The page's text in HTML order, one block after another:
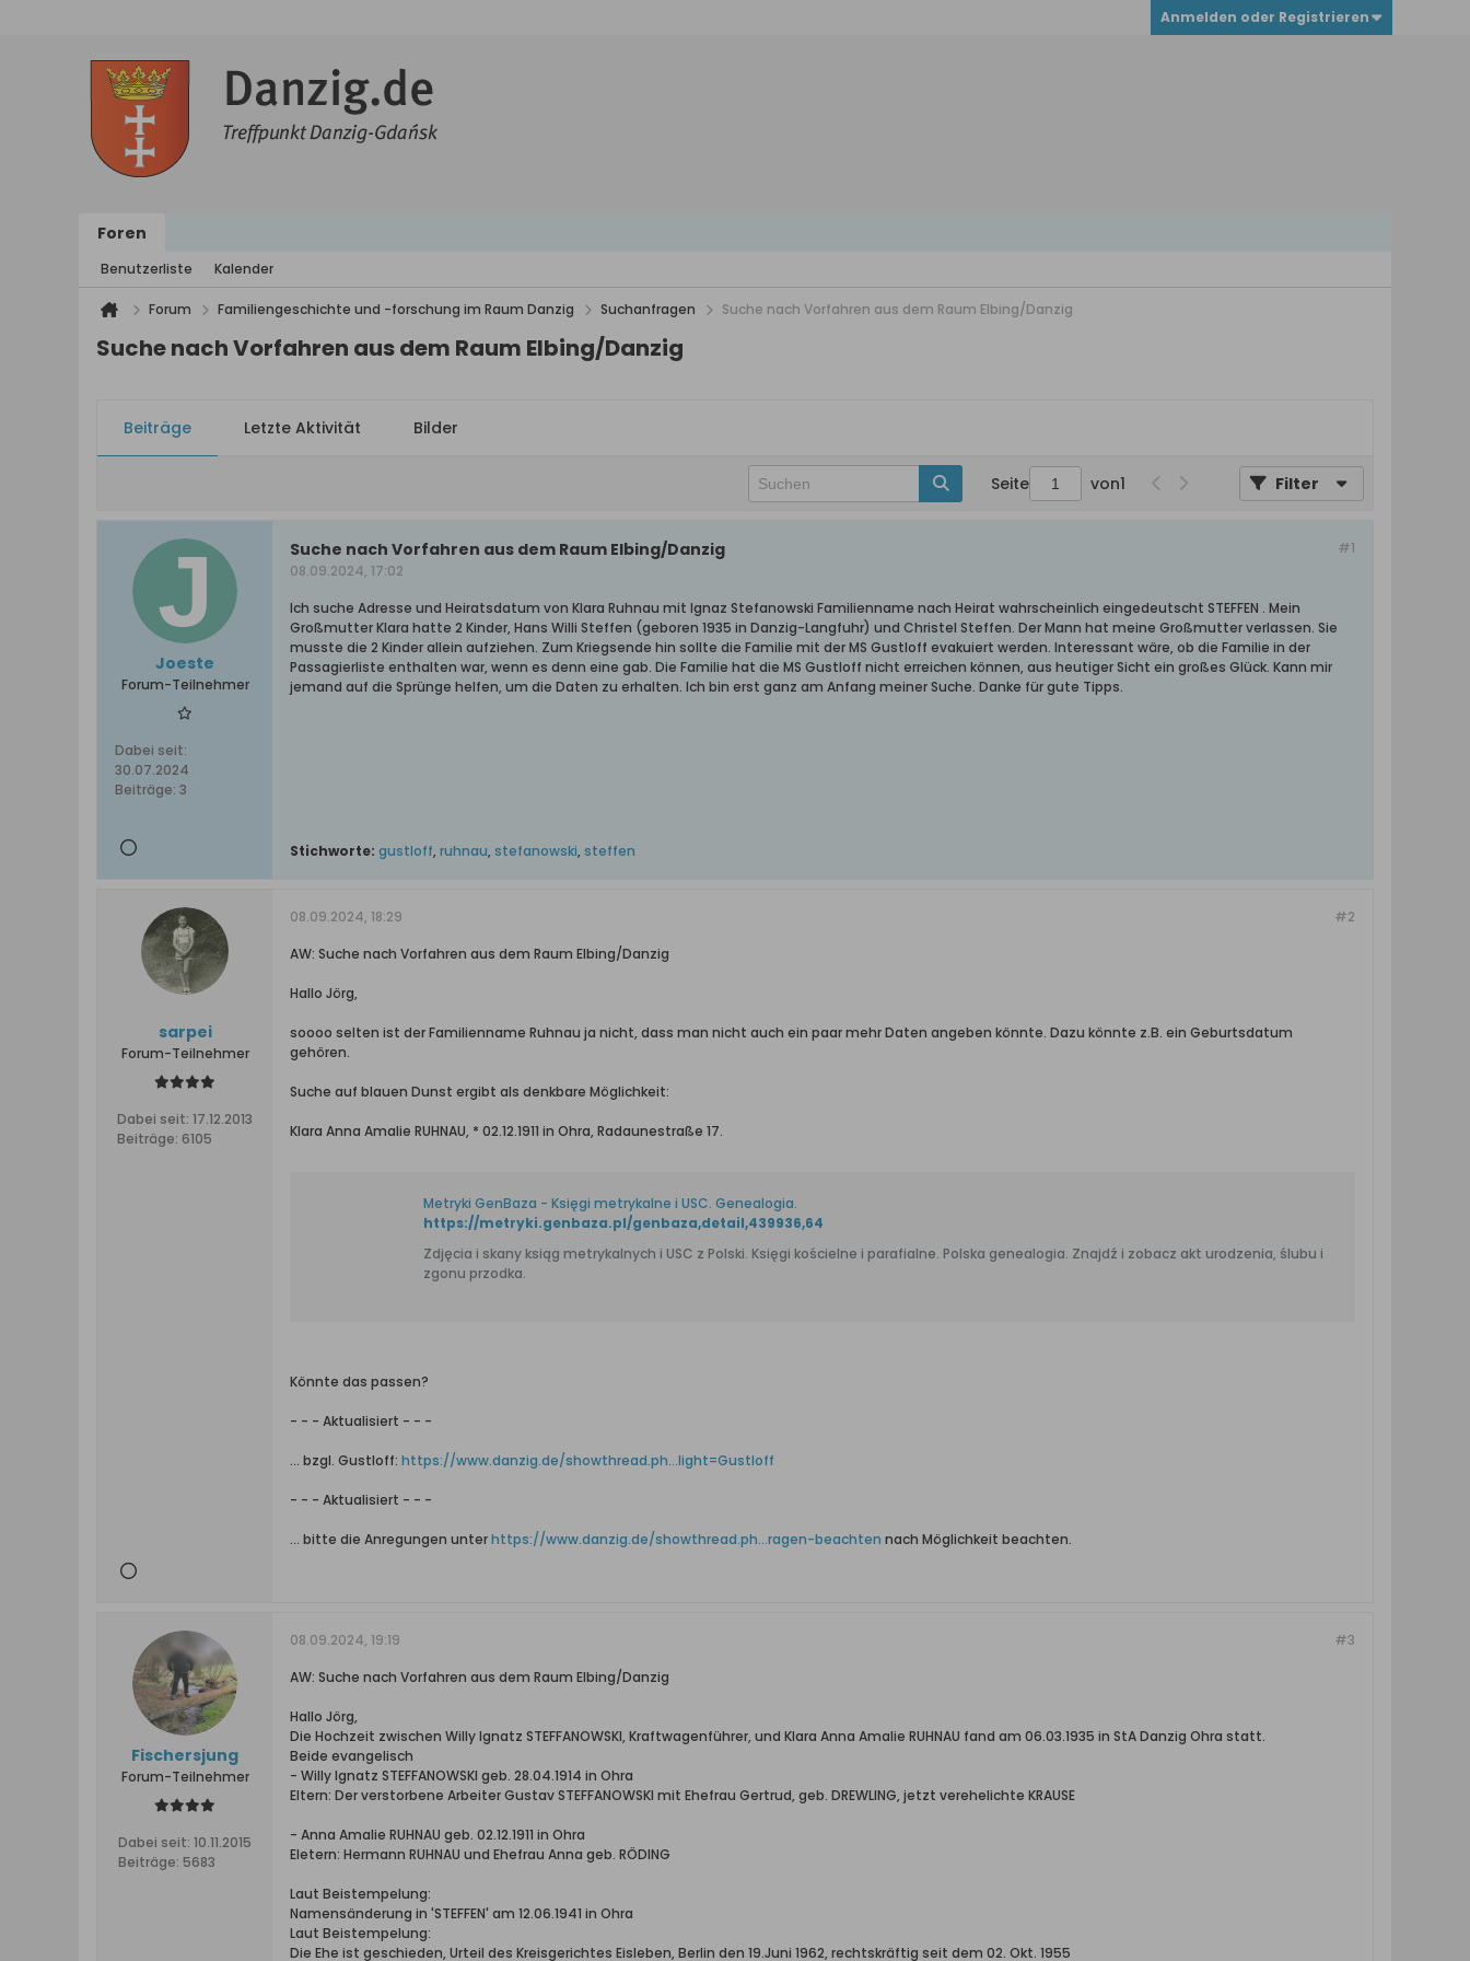
Anmelden oder Registrieren
Foren
Benutzerliste Kalender
Forum Familiengeschichte und -forschung im Raum Danzig Suchanfragen Suche nach Vorfahren aus dem Raum Elbing/Danzig
Suche nach Vorfahren aus dem Raum Elbing/Danzig
Beiträge Letzte Aktivität Bilder
Seite von1 Filter
Joeste
Forum-Teilnehmer
Dabei seit:
30.07.2024
Beiträge: 3
#1
Suche nach Vorfahren aus dem Raum Elbing/Danzig
08.09.2024, 17:02
Ich suche Adresse und Heiratsdatum von Klara Ruhnau mit Ignaz Stefanowski Familienname nach Heirat wahrscheinlich eingedeutscht STEFFEN . Mein
Großmutter Klara hatte 2 Kinder, Hans Willi Steffen (geboren 1935 in Danzig-Langfuhr) und Christel Steffen. Der Mann hat meine Großmutter verlassen. Sie
musste die 2 Kinder allein aufziehen. Zum Kriegsende hin sollte die Familie mit der MS Gustloff evakuiert werden. Interessant wäre, ob die Familie in der
Passagierliste enthalten war, wenn es denn eine gab. Die Familie hat die MS Gustloff nicht erreichen können, aus heutiger Sicht ein großes Glück. Kann mir
jemand auf die Sprünge helfen, um die Daten zu erhalten. Ich bin erst ganz am Anfang meiner Suche. Danke für gute Tipps.
Stichworte: gustloff, ruhnau, stefanowski, steffen
sarpei
Forum-Teilnehmer
Dabei seit: 17.12.2013
Beiträge: 6105
#2
08.09.2024, 18:29
AW: Suche nach Vorfahren aus dem Raum Elbing/Danzig
Hallo Jörg,
soooo selten ist der Familienname Ruhnau ja nicht, dass man nicht auch ein paar mehr Daten angeben könnte. Dazu könnte z.B. ein Geburtsdatum
gehören.
Suche auf blauen Dunst ergibt als denkbare Möglichkeit:
Klara Anna Amalie RUHNAU, * 02.12.1911 in Ohra, Radaunestraße 17.
Metryki GenBaza - Księgi metrykalne i USC. Genealogia.
https://metryki.genbaza.pl/genbaza,detail,439936,64
Zdjęcia i skany ksiąg metrykalnych i USC z Polski. Księgi kościelne i parafialne. Polska genealogia. Znajdź i zobacz akt urodzenia, ślubu i
zgonu przodka.
Könnte das passen?
- - - Aktualisiert - - -
... bzgl. Gustloff: https://www.danzig.de/showthread.ph...light=Gustloff
- - - Aktualisiert - - -
... bitte die Anregungen unterhttps://www.danzig.de/showthread.ph...ragen-beachten nach Möglichkeit beachten.
Fischersjung
Forum-Teilnehmer
Dabei seit: 10.11.2015
Beiträge: 5683
#3
08.09.2024, 19:19
AW: Suche nach Vorfahren aus dem Raum Elbing/Danzig
Hallo Jörg,
Die Hochzeit zwischen Willy Ignatz STEFFANOWSKI, Kraftwagenführer, und Klara Anna Amalie RUHNAU fand am 06.03.1935 in StA Danzig Ohra statt.
Beide evangelisch
- Willy Ignatz STEFFANOWSKI geb. 28.04.1914 in Ohra
Eltern: Der verstorbene Arbeiter Gustav STEFFANOWSKI mit Ehefrau Gertrud, geb. DREWLING, jetzt verehelichte KRAUSE
- Anna Amalie RUHNAU geb. 02.12.1911 in Ohra
Eletern: Hermann RUHNAU und Ehefrau Anna geb. RÖDING
Laut Beistempelung:
Namensänderung in 'STEFFEN' am 12.06.1941 in Ohra
Laut Beistempelung:
Die Ehe ist geschieden, Urteil des Kreisgerichtes Eisleben, Berlin den 19.Juni 1962, rechtskräftig seit dem 02. Okt. 1955